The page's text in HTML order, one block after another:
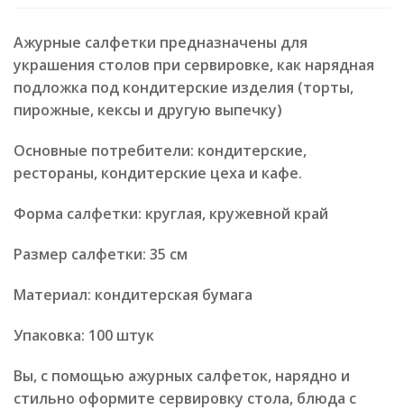
Ажурные салфетки предназначены для
украшения столов при сервировке, как нарядная
подложка под кондитерские изделия (торты,
пирожные, кексы и другую выпечку)
Основные потребители: кондитерские,
рестораны, кондитерские цеха и кафе.
Форма салфетки: круглая, кружевной край
Размер салфетки: 35 см
Материал: кондитерская бумага
Упаковка: 100 штук
Вы, с помощью ажурных салфеток, нарядно и
стильно оформите сервировку стола, блюда с